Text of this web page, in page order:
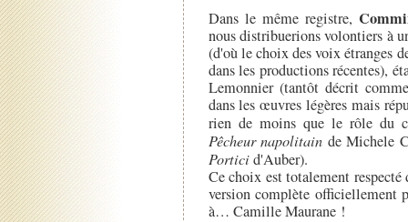
Dans le même registre,
nous distribuerions volontiers à
(d'où le choix des voix étranges
dans les productions récentes),
Lemonnier (tantôt décrit
dans les œuvres légères mais
rien de moins que le rôle du
Pêcheur napolitain de Michele
Porticid'Auber).
Ce choix est totalement
version complète officiellement
à… Camille Maurane !